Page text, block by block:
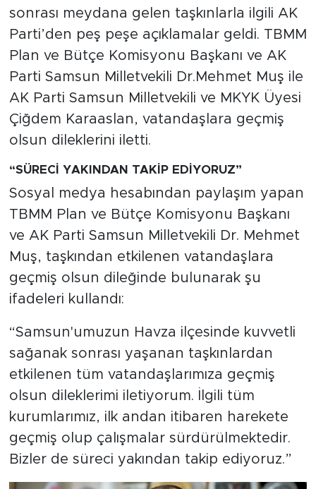
sonrası meydana gelen taşkınlarla ilgili AK
Parti’den peş peşe açıklamalar geldi. TBMM
Plan ve Bütçe Komisyonu Başkanı ve AK
Parti Samsun Milletvekili Dr.Mehmet Muş ile
AK Parti Samsun Milletvekili ve MKYK Üyesi
Çiğdem Karaaslan, vatandaşlara geçmiş
olsun dileklerini iletti.
“SÜRECİ YAKINDAN TAKİP EDİYORUZ”
Sosyal medya hesabından paylaşım yapan
TBMM Plan ve Bütçe Komisyonu Başkanı
ve AK Parti Samsun Milletvekili Dr. Mehmet
Muş, taşkından etkilenen vatandaşlara
geçmiş olsun dileğinde bulunarak şu
ifadeleri kullandı:
“Samsun'umuzun Havza ilçesinde kuvvetli
sağanak sonrası yaşanan taşkınlardan
etkilenen tüm vatandaşlarımıza geçmiş
olsun dileklerimi iletiyorum. İlgili tüm
kurumlarımız, ilk andan itibaren harekete
geçmiş olup çalışmalar sürdürülmektedir.
Bizler de süreci yakından takip ediyoruz.”